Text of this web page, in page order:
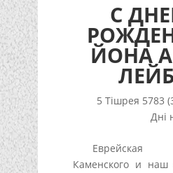
С
ЙОНА
5 Тішрея 5783
Дні
Каменского и наш